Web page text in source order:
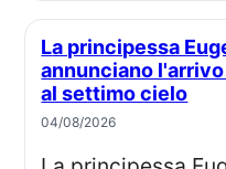
La principessa Eugenie e Jack Brooksbank
annunciano
al settimo cielo
04/08/2026